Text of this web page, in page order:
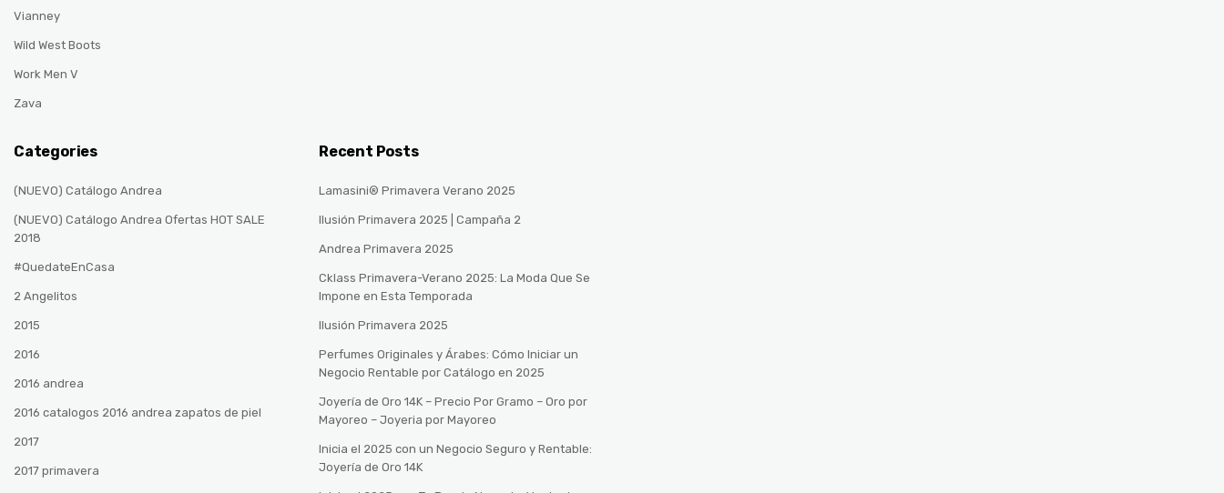
Vianney
Wild West Boots
Work Men V
Zava
Categories
(NUEVO) Catálogo Andrea
(NUEVO) Catálogo Andrea Ofertas HOT SALE
2018
#QuedateEnCasa
2 Angelitos
2015
2016
2016 andrea
2016 catalogos 2016 andrea zapatos de piel
2017
2017 primavera
Recent Posts
Lamasini® Primavera Verano 2025
Ilusión Primavera 2025 | Campaña 2
Andrea Primavera 2025
Cklass Primavera-Verano 2025: La Moda Que Se
Impone en Esta Temporada
Ilusión Primavera 2025
Perfumes Originales y Árabes: Cómo Iniciar un
Negocio Rentable por Catálogo en 2025
Joyería de Oro 14K – Precio Por Gramo – Oro por
Mayoreo – Joyeria por Mayoreo
Inicia el 2025 con un Negocio Seguro y Rentable:
Joyería de Oro 14K